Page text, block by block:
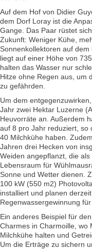
Auf dem Hof von Didier
dem Dorf Loray ist die
Gange. Das Paar rüstet
Zukunft: Weniger Kühe,
Sonnenkollektoren auf
liegt auf einer Höhe von
halten das Wasser nur
Hitze ohne Regen aus, um
zu gefährden.
Um dem
Jahr zwei Hektar Luzerne
Heuvorräte an. Außerdem
auf 8 pro Jahr reduziert, so
40 Milchkühe haben.
Jahren drei Hecken von
Weiden angepflanzt, die
Lebensraum für
Sonne und Wetter dienen.
100 kW (550 m2)
installiert und planen
Regenwassergewinnung
Ein anderes Beispiel für
Charmes in Charmoille, wo
Milchkühe halten und
Um die Erträge zu sichern